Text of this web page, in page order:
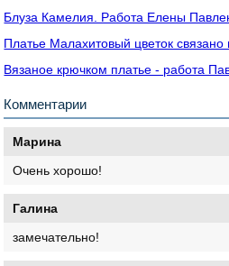
Блуза Камелия. Работа Елены
Платье Малахитовый цветок связано
Вязаное крючком платье - работа
Комментарии
Марина
Очень хорошо!
Галина
замечательно!